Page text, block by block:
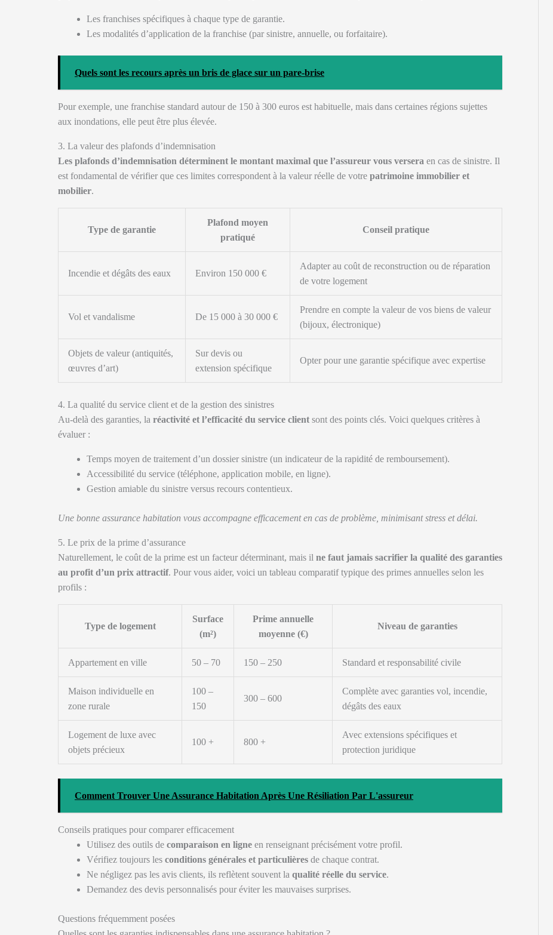
Les franchises spécifiques à chaque type de garantie.
Les modalités d’application de la franchise (par sinistre, annuelle, ou forfaitaire).
Quels sont les recours après un bris de glace sur un pare-brise
Pour exemple, une franchise standard autour de 150 à 300 euros est habituelle, mais dans certaines régions sujettes
aux inondations, elle peut être plus élevée.
3. La valeur des plafonds d’indemnisation
Les plafonds d’indemnisation déterminent le montant maximal que l’assureur vous versera en cas de sinistre. Il
est fondamental de vérifier que ces limites correspondent à la valeur réelle de votre patrimoine immobilier et
mobilier.
Type de garantie
Plafond moyen
pratiqué
Conseil pratique
Incendie et dégâts des eaux Environ 150 000 €
Adapter au coût de reconstruction ou de réparation
de votre logement
Vol et vandalisme De 15 000 à 30 000 €
Prendre en compte la valeur de vos biens de valeur
(bijoux, électronique)
Objets de valeur (antiquités,
œuvres d’art)
Sur devis ou
extension spécifique
Opter pour une garantie spécifique avec expertise
4. La qualité du service client et de la gestion des sinistres
Au-delà des garanties, la réactivité et l’efficacité du service client sont des points clés. Voici quelques critères à
évaluer :
Temps moyen de traitement d’un dossier sinistre (un indicateur de la rapidité de remboursement).
Accessibilité du service (téléphone, application mobile, en ligne).
Gestion amiable du sinistre versus recours contentieux.
Une bonne assurance habitation vous accompagne efficacement en cas de problème, minimisant stress et délai.
5. Le prix de la prime d’assurance
Naturellement, le coût de la prime est un facteur déterminant, mais il ne faut jamais sacrifier la qualité des garanties
au profit d’un prix attractif. Pour vous aider, voici un tableau comparatif typique des primes annuelles selon les
profils :
Type de logement
Surface
(m²)
Prime annuelle
moyenne (€)
Niveau de garanties
Appartement en ville 50 – 70 150 – 250 Standard et responsabilité civile
Maison individuelle en
zone rurale
100 –
150
300 – 600
Complète avec garanties vol, incendie,
dégâts des eaux
Logement de luxe avec
objets précieux
100 + 800 +
Avec extensions spécifiques et
protection juridique
Comment Trouver Une Assurance Habitation Après Une Résiliation Par L'assureur
Conseils pratiques pour comparer efficacement
Utilisez des outils de comparaison en ligne en renseignant précisément votre profil.
Vérifiez toujours les conditions générales et particulières de chaque contrat.
Ne négligez pas les avis clients, ils reflètent souvent la qualité réelle du service.
Demandez des devis personnalisés pour éviter les mauvaises surprises.
Questions fréquemment posées